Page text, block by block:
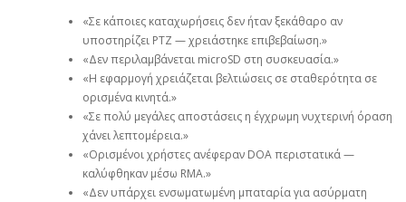
«Σε κάποιες καταχωρήσεις δεν ήταν ξεκάθαρο αν
υποστηρίζει PTZ — χρειάστηκε επιβεβαίωση.»
«Δεν περιλαμβάνεται microSD στη συσκευασία.»
«Η εφαρμογή χρειάζεται βελτιώσεις σε σταθερότητα σε
ορισμένα κινητά.»
«Σε πολύ μεγάλες αποστάσεις η έγχρωμη νυχτερινή όραση
χάνει λεπτομέρεια.»
«Ορισμένοι χρήστες ανέφεραν DOA περιστατικά —
καλύφθηκαν μέσω RMA.»
«Δεν υπάρχει ενσωματωμένη μπαταρία για ασύρματη